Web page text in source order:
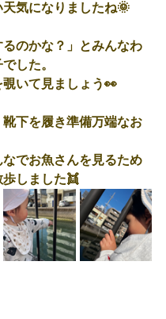
気になりましたね🌞
るのかな？」とみんなわ
した。
いて見ましょう👀
下を履き準備万端なお
でお魚さんを見るため
歩しました👯